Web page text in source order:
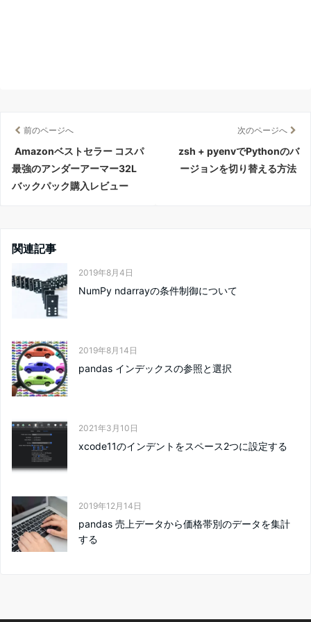
前のページへ
Amazonベストセラー コスパ
最強のアンダーアーマー32L
バックパック購入レビュー
次のページへ
zsh + pyenvでPythonのバ
ージョンを切り替える方法
関連記事
2019年8月4日
NumPy ndarrayの条件制御について
2019年8月14日
pandas インデックスの参照と選択
2021年3月10日
xcode11のインデントをスペース2つに設定する
2019年12月14日
pandas 売上データから価格帯別のデータを集計
する